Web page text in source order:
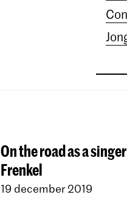
On the road as a
Frenkel
19 december 2019